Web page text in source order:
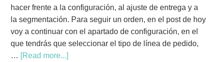
hacer frente a la configuración, al ajuste de entrega y a
la segmentación. Para seguir un orden, en el post de hoy
voy a continuar con el apartado de configuración, en el
que tendrás que seleccionar el tipo de línea de pedido,
… [Read more...]